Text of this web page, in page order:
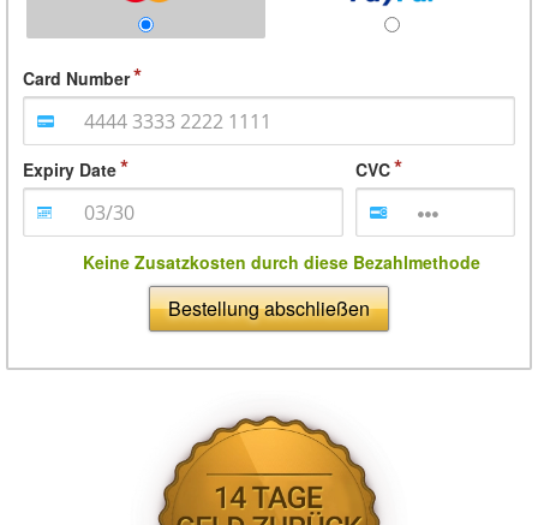
Card Number
Expiry Date CVC
Keine Zusatzkosten durch diese Bezahlmethode
Bestellung abschließen